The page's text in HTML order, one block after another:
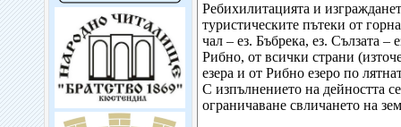
Ребихилитацията и
туристическите пътеки от горна
чал – ез. Бъбрека, ез. Сълзата –
Рибно, от всички страни
езера и от Рибно езеро по
С изпълнението на дейността се
ограничаване свличането на